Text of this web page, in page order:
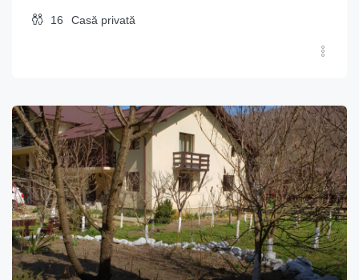
16 Casă privată